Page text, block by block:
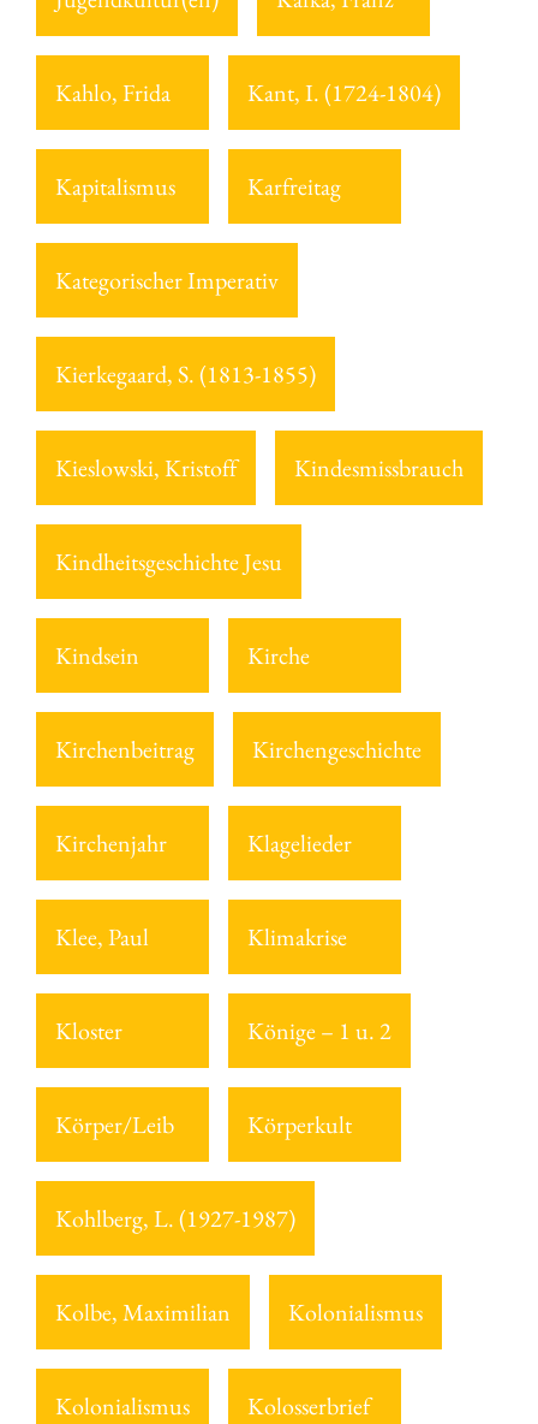
Kahlo, Frida Kant, I. (1724-1804)
Kapitalismus Karfreitag
Kategorischer Imperativ
Kierkegaard, S. (1813-1855)
Kieslowski, Kristoff Kindesmissbrauch
Kindheitsgeschichte Jesu
Kindsein Kirche
Kirchenbeitrag Kirchengeschichte
Kirchenjahr Klagelieder
Klee, Paul Klimakrise
Kloster Könige – 1 u. 2
Körper/Leib Körperkult
Kohlberg, L. (1927-1987)
Kolbe, Maximilian Kolonialismus
Kolonialismus Kolosserbrief